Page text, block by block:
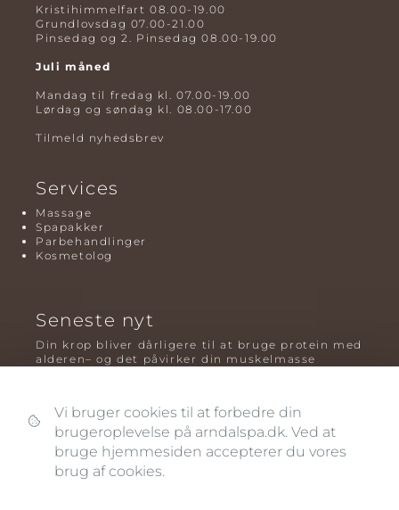
Kristihimmelfart 08.00-19.00
Grundlovsdag 07.00-21.00
Pinsedag og 2. Pinsedag 08.00-19.00
Juli måned
Mandag til fredag kl. 07.00-19.00
Lørdag og søndag kl. 08.00-17.00
Tilmeld nyhedsbrev
Services
Massage
Spapakker
Parbehandlinger
Kosmetolog
Seneste nyt
Din krop bliver dårligere til at bruge protein med
alderen– og det påvirker din muskelmasse
Plyometrisk træning: hvorfor hop kan være noget
af det mest oversete for knogler og power – før
og efter overgangsalderen
Vi bruger cookies til at forbedre din
brugeroplevelse på arndalspa.dk. Ved at
bruge hjemmesiden accepterer du vores
brug af cookies.